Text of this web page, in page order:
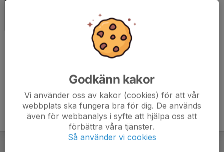
Godkänn kakor
Vi använder oss av kakor (cookies) för att vår
webbplats ska fungera bra för dig. De används
även för webbanalys i syfte att hjälpa oss att
förbättra våra tjänster.
Så använder vi cookies